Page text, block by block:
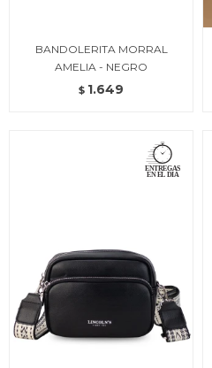
BANDOLERITA MORRAL
AMELIA - NEGRO
$ 1.649